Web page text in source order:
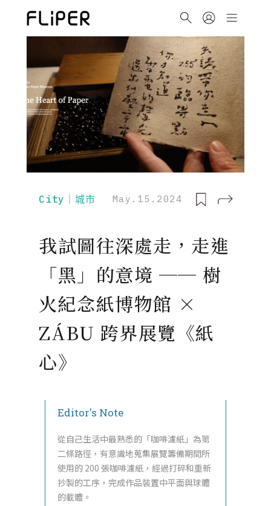
City｜城市 May.15.2024
我試圖往深處走，走進
「黑」的意境 ── 樹
火紀念紙博物館 ×
ZÁBU 跨界展覽《紙
心》
Editor's Note
從自己生活中最熟悉的「咖啡濾紙」為第
二條路徑，有意識地蒐集展覽籌備期間所
使用的 200 張咖啡濾紙，經過打碎和重新
抄製的工序，完成作品裝置中平面與球體
的載體。